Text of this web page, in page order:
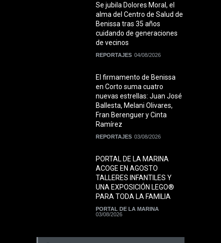
Se jubila Dolores Moral, el
alma del Centro de Salud de
Benissa tras 35 años
cuidando de generaciones
de vecinos
REPORTAJES 04/08/2026
El firmamento de Benissa
en Corto suma cuatro
nuevas estrellas: Juan José
Ballesta, Melani Olivares,
Fran Berenguer y Cinta
Ramírez
REPORTAJES 03/08/2026
PORTAL DE LA MARINA
ACOGE EN AGOSTO
TALLERES INFANTILES Y
UNA EXPOSICIÓN LEGO®
PARA TODA LA FAMILIA
PORTAL DE LA MARINA
03/08/2026